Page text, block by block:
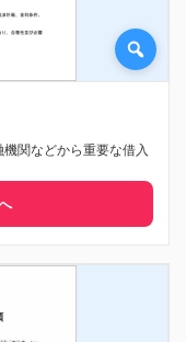
関などから重要な借入